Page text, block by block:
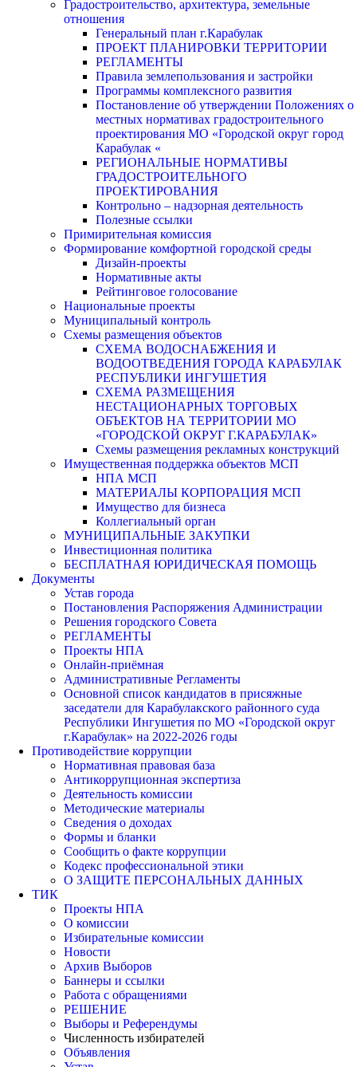
Градостроительство, архитектура, земельные
отношения
Генеральный план г.Карабулак
ПРОЕКТ ПЛАНИРОВКИ ТЕРРИТОРИИ
РЕГЛАМЕНТЫ
Правила землепользования и застройки
Программы комплексного развития
Постановление об утверждении Положениях о
местных нормативах градостроительного
проектирования МО «Городской округ город
Карабулак «
РЕГИОНАЛЬНЫЕ НОРМАТИВЫ
ГРАДОСТРОИТЕЛЬНОГО
ПРОЕКТИРОВАНИЯ
Контрольно – надзорная деятельность
Полезные ссылки
Примирительная комиссия
Формирование комфортной городской среды
Дизайн-проекты
Нормативные акты
Рейтинговое голосование
Национальные проекты
Муниципальный контроль
Схемы размещения объектов
СХЕМА ВОДОСНАБЖЕНИЯ И
ВОДООТВЕДЕНИЯ ГОРОДА КАРАБУЛАК
РЕСПУБЛИКИ ИНГУШЕТИЯ
СХЕМА РАЗМЕЩЕНИЯ
НЕСТАЦИОНАРНЫХ ТОРГОВЫХ
ОБЪЕКТОВ НА ТЕРРИТОРИИ МО
«ГОРОДСКОЙ ОКРУГ Г.КАРАБУЛАК»
Схемы размещения рекламных конструкций
Имущественная поддержка объектов МСП
НПА МСП
МАТЕРИАЛЫ КОРПОРАЦИЯ МСП
Имущество для бизнеса
Коллегиальный орган
МУНИЦИПАЛЬНЫЕ ЗАКУПКИ
Инвестиционная политика
БЕСПЛАТНАЯ ЮРИДИЧЕСКАЯ ПОМОЩЬ
Документы
Устав города
Постановления Распоряжения Администрации
Решения городского Совета
РЕГЛАМЕНТЫ
Проекты НПА
Онлайн-приёмная
Административные Регламенты
Основной список кандидатов в присяжные
заседатели для Карабулакского районного суда
Республики Ингушетия по МО «Городской округ
г.Карабулак» на 2022-2026 годы
Противодействие коррупции
Нормативная правовая база
Антикоррупционная экспертиза
Деятельность комиссии
Методические материалы
Сведения о доходах
Формы и бланки
Сообщить о факте коррупции
Кодекс профессиональной этики
О ЗАЩИТЕ ПЕРСОНАЛЬНЫХ ДАННЫХ
ТИК
Проекты НПА
О комиссии
Избирательные комиссии
Новости
Архив Выборов
Баннеры и ссылки
Работа с обращениями
РЕШЕНИЕ
Выборы и Референдумы
Численность избирателей
Объявления